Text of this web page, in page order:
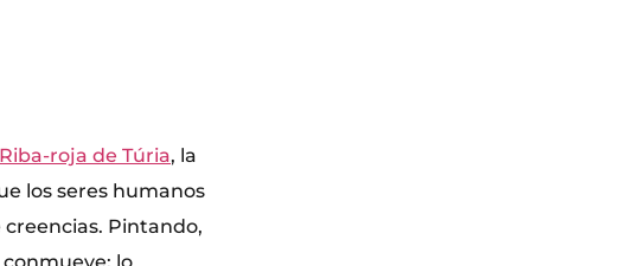
roja de Túria, la
los seres humanos
Pintando,